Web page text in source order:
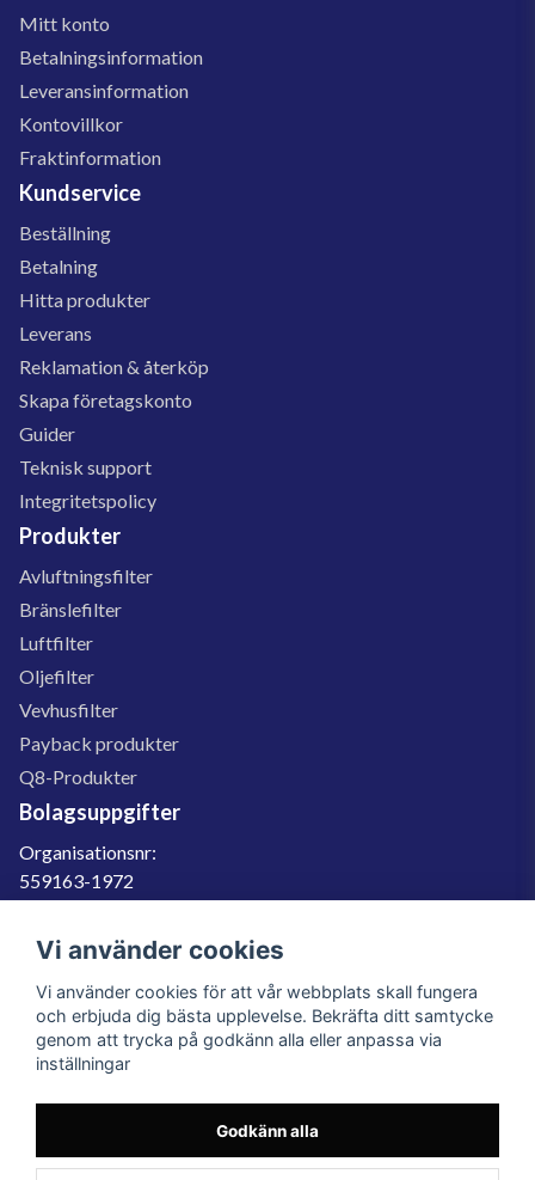
Mitt konto
Betalningsinformation
Leveransinformation
Kontovillkor
Fraktinformation
Kundservice
Beställning
Betalning
Hitta produkter
Leverans
Reklamation & återköp
Skapa företagskonto
Guider
Teknisk support
Integritetspolicy
Produkter
Avluftningsfilter
Bränslefilter
Luftfilter
Oljefilter
Vevhusfilter
Payback produkter
Q8-Produkter
Bolagsuppgifter
Organisationsnr:
559163-1972
SE559163197201
060-566 800
info@filter.se
559163-1972
Vi använder cookies
Vi använder cookies för att vår webbplats skall fungera
och erbjuda dig bästa upplevelse. Bekräfta ditt samtycke
genom att trycka på godkänn alla eller anpassa via
inställningar
Godkänn alla